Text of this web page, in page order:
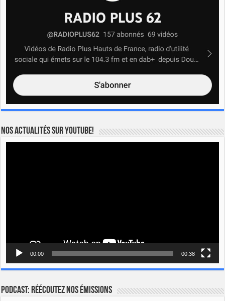
Nos actualités sur YOUTUBE!
00:00 00:38
Podcast: Réécoutez nos émissions